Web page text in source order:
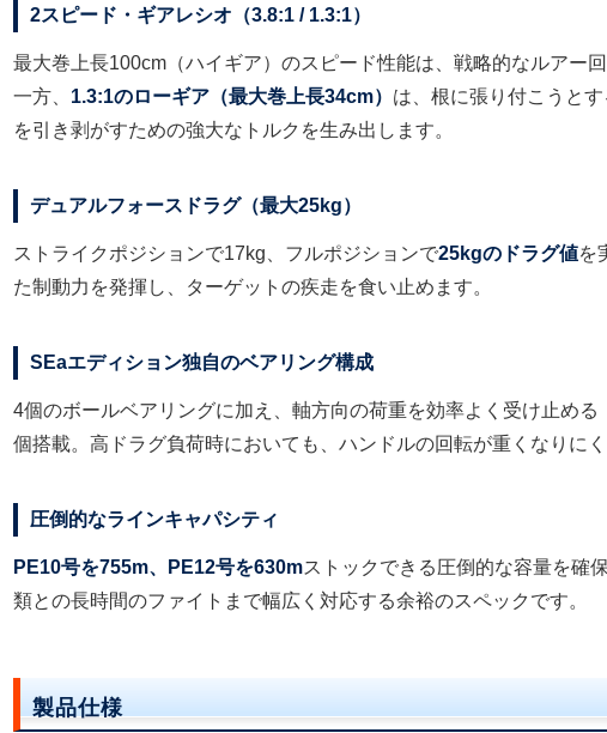
2スピード・ギアレシオ（3.8:1 / 1.3:1）
最大巻上長100cm（ハイギア）のスピード性能は、戦略的なルアー
一方、 1.3:1のローギア（最大巻上長34cm） は、根に張り付こうと
を引き剥がすための強大なトルクを生み出します。
デュアルフォースドラグ（最大25kg）
ストライクポジションで17kg、フルポジションで25kgのドラグ値を
た制動力を発揮し、ターゲットの疾走を食い止めます。
SEaエディション独自のベアリング構成
4個のボールベアリングに加え、軸方向の荷重を効率よく受け止める
個搭載。高ドラグ負荷時においても、ハンドルの回転が重くなりにく
圧倒的なラインキャパシティ
PE10号を755m、PE12号を630mストックできる圧倒的な容量を確
類との長時間のファイトまで幅広く対応する余裕のスペックです。
製品仕様